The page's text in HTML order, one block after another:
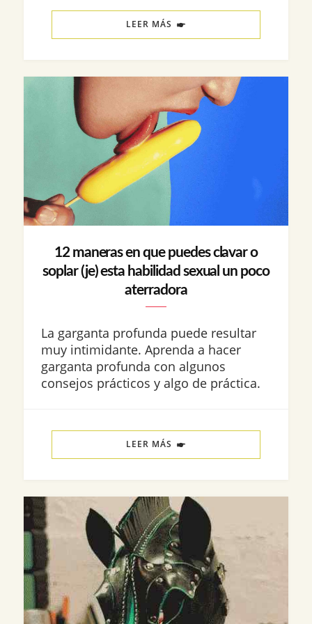
LEER MÁS
12 maneras en que puedes clavar o
soplar (je) esta habilidad sexual un poco
aterradora
La garganta profunda puede resultar
muy intimidante. Aprenda a hacer
garganta profunda con algunos
consejos prácticos y algo de práctica.
LEER MÁS